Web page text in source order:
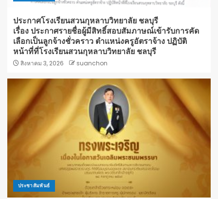
ประกาศโรงเรียนสวนกุหลาบวิทยาลัย ชลบุรี
เรื่อง ประกาศรายชื่อผู้มีสิทธิ์สอบสัมภาษณ์เข้ารับการคัด
เลือกเป็นลูกจ้างชั่วคราว ตำแหน่งครูอัตราจ้าง ปฏิบัติ
หน้าที่ที่โรงเรียนสวนกุหลาบวิทยาลัย ชลบุรี
สิงหาคม 3, 2026 suanchon
ประชาสัมพันธ์